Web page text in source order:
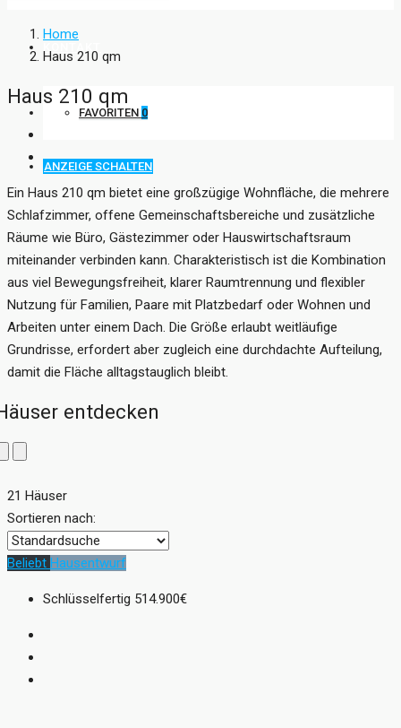
FAVORITEN 0
ANZEIGE SCHALTEN
Home
Haus 210 qm
Haus 210 qm
Ein Haus 210 qm bietet eine großzügige Wohnfläche, die mehrere
Schlafzimmer, offene Gemeinschaftsbereiche und zusätzliche
Räume wie Büro, Gästezimmer oder Hauswirtschaftsraum
miteinander verbinden kann. Charakteristisch ist die Kombination
aus viel Bewegungsfreiheit, klarer Raumtrennung und flexibler
Nutzung für Familien, Paare mit Platzbedarf oder Wohnen und
Arbeiten unter einem Dach. Die Größe erlaubt weitläufige
Grundrisse, erfordert aber zugleich eine durchdachte Aufteilung,
damit die Fläche alltagstauglich bleibt.
entdecken
21 Häuser
Sortieren nach:
Beliebt Hausentwurf
Schlüsselfertig 514.900€